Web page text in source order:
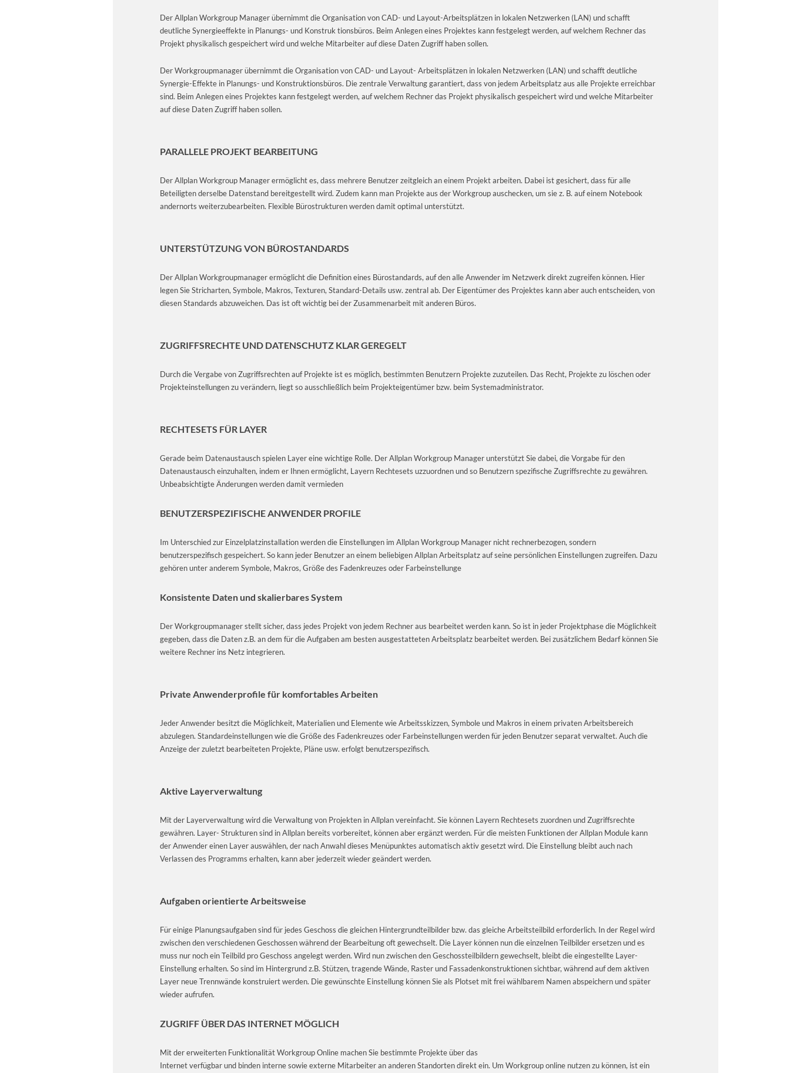
Der Allplan Workgroup Manager übernimmt die Organisation von CAD- und Layout-Arbeitsplätzen in lokalen Netzwerken (LAN) und schafft
deutliche Synergieeffekte in Planungs- und Konstruk tionsbüros. Beim Anlegen eines Projektes kann festgelegt werden, auf welchem Rechner das
Projekt physikalisch gespeichert wird und welche Mitarbeiter auf diese Daten Zugriff haben sollen.
Der Workgroupmanager übernimmt die Organisation von CAD- und Layout- Arbeitsplätzen in lokalen Netzwerken (LAN) und schafft deutliche
Synergie-Effekte in Planungs- und Konstruktionsbüros. Die zentrale Verwaltung garantiert, dass von jedem Arbeitsplatz aus alle Projekte erreichbar
sind. Beim Anlegen eines Projektes kann festgelegt werden, auf welchem Rechner das Projekt physikalisch gespeichert wird und welche Mitarbeiter
auf diese Daten Zugriff haben sollen.
PARALLELE PROJEKT BEAR­BEITUNG
Der Allplan Workgroup Manager ermöglicht es, dass mehrere Benutzer zeitgleich an einem Projekt arbeiten. Dabei ist gesichert, dass für alle
Beteiligten derselbe Datenstand bereitgestellt wird. Zudem kann man Projekte aus der Workgroup auschecken, um sie z. B. auf einem Notebook
andernorts weiterzubearbeiten. Flexible Bürostrukturen werden damit optimal unterstützt.
UNTERSTÜTZUNG VON BÜRO­STANDARDS
Der Allplan Workgroupmanager ermöglicht die Definition eines Bürostandards, auf den alle Anwender im Netzwerk direkt zugreifen können. Hier
legen Sie Stricharten, Symbole, Makros, Texturen, Standard-Details usw. zentral ab. Der Eigentümer des Projektes kann aber auch entscheiden, von
diesen Standards abzuweichen. Das ist oft wichtig bei der Zusammenarbeit mit anderen Büros.
ZUGRIFFSRECHTE UND DATENSCHUTZ KLAR GEREGELT
Durch die Vergabe von Zugriffsrechten auf Projekte ist es möglich, bestimmten Benutzern Projekte zuzuteilen. Das Recht, Projekte zu löschen oder
Projekteinstellungen zu verändern, liegt so ausschließlich beim Projekteigentümer bzw. beim Systemadministrator.
RECHTESETS FÜR LAYER
Gerade beim Datenaustausch spielen Layer eine wichtige Rolle. Der Allplan Workgroup Manager unterstützt Sie dabei, die Vorgabe für den
Datenaustausch einzuhalten, indem er Ihnen ermöglicht, Layern Rechtesets uzzuordnen und so Benutzern spezifische Zugriffsrechte zu gewähren.
Unbeabsichtigte Änderungen werden damit vermieden
BENUTZER­SPEZIFISCHE ANWENDER PROFILE
Im Unterschied zur Einzelplatzinstallation werden die Einstellungen im Allplan Workgroup Manager nicht rechnerbezogen, sondern
benutzerspezifisch gespeichert. So kann jeder Benutzer an einem beliebigen Allplan Arbeitsplatz auf seine persönlichen Einstellungen zugreifen. Dazu
gehören unter anderem Symbole, Makros, Größe des Fadenkreuzes oder Farbeinstellunge
Konsistente Daten und skalierbares System
Der Workgroupmanager stellt sicher, dass jedes Projekt von jedem Rechner aus bearbeitet werden kann. So ist in jeder Projektphase die Möglichkeit
gegeben, dass die Daten z.B. an dem für die Aufgaben am besten ausgestatteten Arbeitsplatz bearbeitet werden. Bei zusätzlichem Bedarf können Sie
weitere Rechner ins Netz integrieren.
Private Anwenderprofile für komfortables Arbeiten
Jeder Anwender besitzt die Möglichkeit, Materialien und Elemente wie Arbeitsskizzen, Symbole und Makros in einem privaten Arbeitsbereich
abzulegen. Standardeinstellungen wie die Größe des Fadenkreuzes oder Farbeinstellungen werden für jeden Benutzer separat verwaltet. Auch die
Anzeige der zuletzt bearbeiteten Projekte, Pläne usw. erfolgt benutzerspezifisch.
Aktive Layerverwaltung
Mit der Layerverwaltung wird die Verwaltung von Projekten in Allplan vereinfacht. Sie können Layern Rechtesets zuordnen und Zugriffsrechte
gewähren. Layer- Strukturen sind in Allplan bereits vorbereitet, können aber ergänzt werden. Für die meisten Funktionen der Allplan Module kann
der Anwender einen Layer auswählen, der nach Anwahl dieses Menüpunktes automatisch aktiv gesetzt wird. Die Einstellung bleibt auch nach
Verlassen des Programms erhalten, kann aber jederzeit wieder geändert werden.
Aufgaben orientierte Arbeitsweise
Für einige Planungsaufgaben sind für jedes Geschoss die gleichen Hintergrundteilbilder bzw. das gleiche Arbeitsteilbild erforderlich. In der Regel wird
zwischen den verschiedenen Geschossen während der Bearbeitung oft gewechselt. Die Layer können nun die einzelnen Teilbilder ersetzen und es
muss nur noch ein Teilbild pro Geschoss angelegt werden. Wird nun zwischen den Geschossteilbildern gewechselt, bleibt die eingestellte Layer-
Einstellung erhalten. So sind im Hintergrund z.B. Stützen, tragende Wände, Raster und Fassadenkonstruktionen sichtbar, während auf dem aktiven
Layer neue Trennwände konstruiert werden. Die gewünschte Einstellung können Sie als Plotset mit frei wählbarem Namen abspeichern und später
wieder aufrufen.
ZUGRIFF ÜBER DAS INTERNET MÖGLICH
Mit der erweiterten Funktionalität Workgroup Online machen Sie bestimmte Projekte über das
Internet verfügbar und binden interne sowie externe Mitarbeiter an anderen Standorten direkt ein. Um Workgroup online nutzen zu können, ist ein